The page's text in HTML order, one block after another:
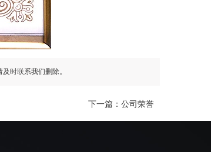
时联系我们删除。
下一篇： 公司荣誉